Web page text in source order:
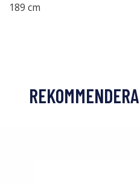
189 cm